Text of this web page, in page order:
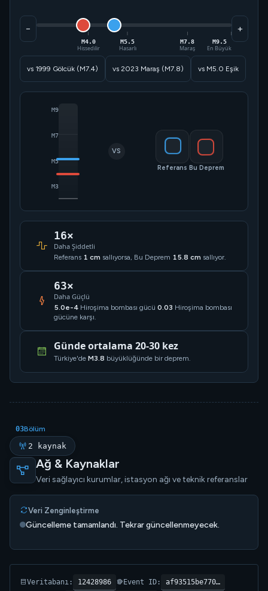
−
M4.0
Hissedilir
M5.5
Hasarlı
M7.8
Maraş
M9.5
En Büyük
+
vs 1999 Gölcük (M7.4) vs 2023 Maraş (M7.8) vs M5.0 Eşik
M9
M7
M5
M3
VS
Referans Bu Deprem
16×
Daha Şiddetli
Referans 1 cm sallıyorsa, Bu Deprem 15.8 cm sallıyor.
63×
Daha Güçlü
5.0e-4 Hiroşima bombası gücü 0.03 Hiroşima bombası
gücüne karşı.
Günde ortalama 20-30 kez
Türkiye'de M3.8 büyüklüğünde bir deprem.
03Bölüm
2 kaynak
Ağ & Kaynaklar
Veri sağlayıcı kurumlar, istasyon ağı ve teknik referanslar
Veri Zenginleştirme
Güncelleme tamamlandı. Tekrar güncellenmeyecek.
Veritabanı: 12428986 Event ID: af93515be770…